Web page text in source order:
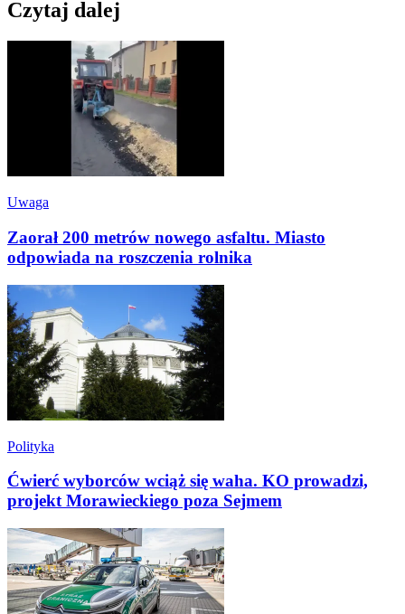
Czytaj dalej
Uwaga
Zaorał 200 metrów nowego asfaltu. Miasto
odpowiada na roszczenia rolnika
Polityka
Ćwierć wyborców wciąż się waha. KO prowadzi,
projekt Morawieckiego poza Sejmem